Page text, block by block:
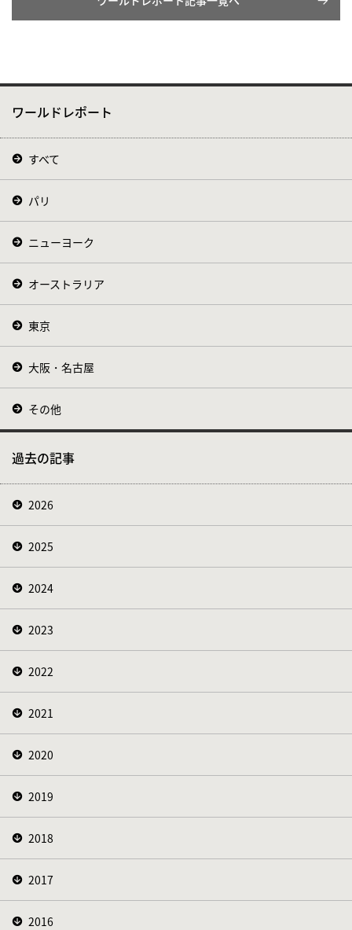
ワールドレポート
すべて
パリ
ニューヨーク
オーストラリア
東京
大阪・名古屋
その他
過去の記事
2026
2025
2024
2023
2022
2021
2020
2019
2018
2017
2016